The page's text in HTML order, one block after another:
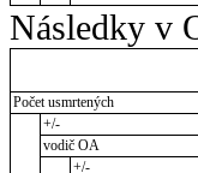
Následky v
Počet usmrtených
+/-
vodič OA
+/-